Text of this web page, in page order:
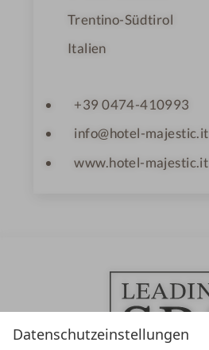
Datenschutzeinstellungen
Trentino-Südtirol
Italien
+39 0474-410993
info@hotel-majestic.it
www.hotel-majestic.it